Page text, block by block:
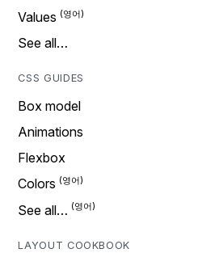
Values
See all…
CSS GUIDES
Box model
Animations
Flexbox
Colors
See all…
LAYOUT COOKBOOK